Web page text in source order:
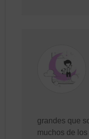
grandes que
muchos de